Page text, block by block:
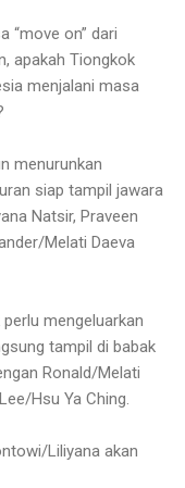
“move on” dari
apakah Tiongkok
menjalani masa
menurunkan
siap tampil jawara
Natsir, Praveen
Melati Daeva
mengeluarkan
tampil di babak
Ronald/Melati
Hsu Ya Ching.
Liliyana akan